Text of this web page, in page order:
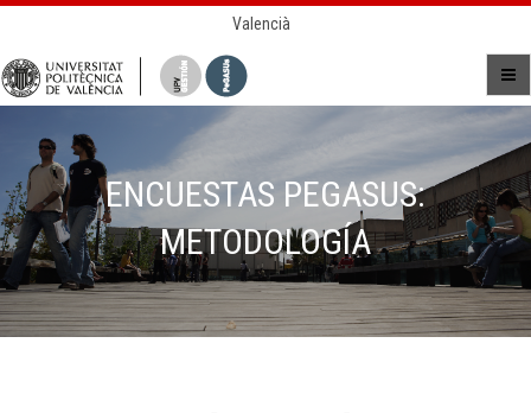
Valencià
ENCUESTAS PEGASUS:
METODOLOGÍA